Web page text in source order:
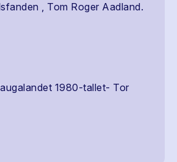
, Tom Roger Aadland.
1980-tallet- Tor